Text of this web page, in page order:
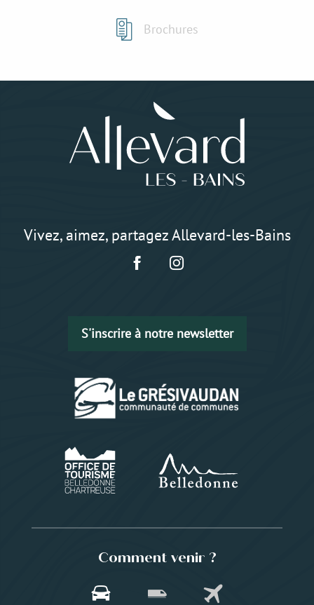
Brochures
Vivez, aimez, partagez Allevard-les-Bains
S'inscrire à notre newsletter
Comment venir ?